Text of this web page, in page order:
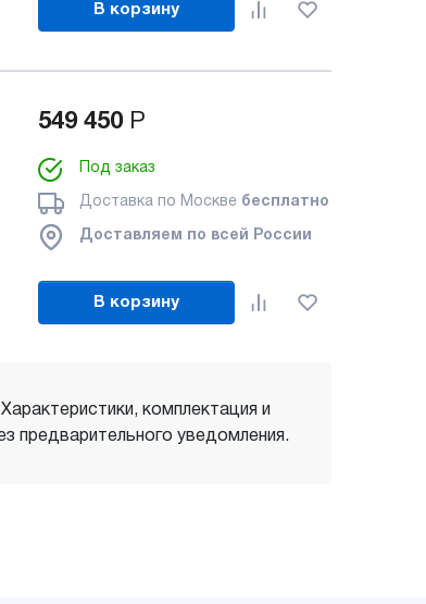
В корзину
549 450 Р
Под заказ
Доставка по Москве бесплатно
Доставляем по всей России
В корзину
комплектация и
предварительного уведомления.